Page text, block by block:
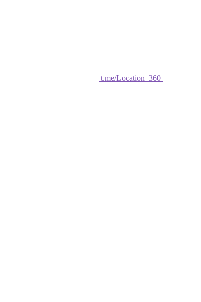
t.me/Location_360